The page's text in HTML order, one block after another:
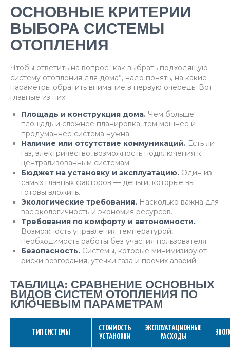
ОСНОВНЫЕ КРИТЕРИИ
ВЫБОРА СИСТЕМЫ
ОТОПЛЕНИЯ
Чтобы ответить на вопрос “как выбрать подходящую
систему отопления для дома”, надо понять, на какие
параметры обратить внимание в первую очередь. Вот
главные из них:
Площадь и конструкция дома. Чем больше
площадь и сложнее планировка, тем мощнее и
продуманнее система нужна.
Наличие или отсутствие коммуникаций. Есть ли
газ, электричество, возможность подключения к
централизованным системам.
Бюджет на установку и эксплуатацию. Один из
самых главных факторов — деньги, которые вы
готовы вложить.
Экологические требования. Насколько важна для
вас экологичность и экономия ресурсов.
Требования по комфорту и автономности.
Возможность управления температурой,
необходимость работы без участия пользователя.
Безопасность. Системы, которые минимизируют
риски возгорания, утечки газа и прочих аварий.
ТАБЛИЦА: СРАВНЕНИЕ ОСНОВНЫХ
ВИДОВ СИСТЕМ ОТОПЛЕНИЯ ПО
КЛЮЧЕВЫМ ПАРАМЕТРАМ
ТИП СИСТЕМЫ
СТОИМОСТЬ
УСТАНОВКИ
ЭКСПЛУАТАЦИОННЫЕ
РАСХОДЫ